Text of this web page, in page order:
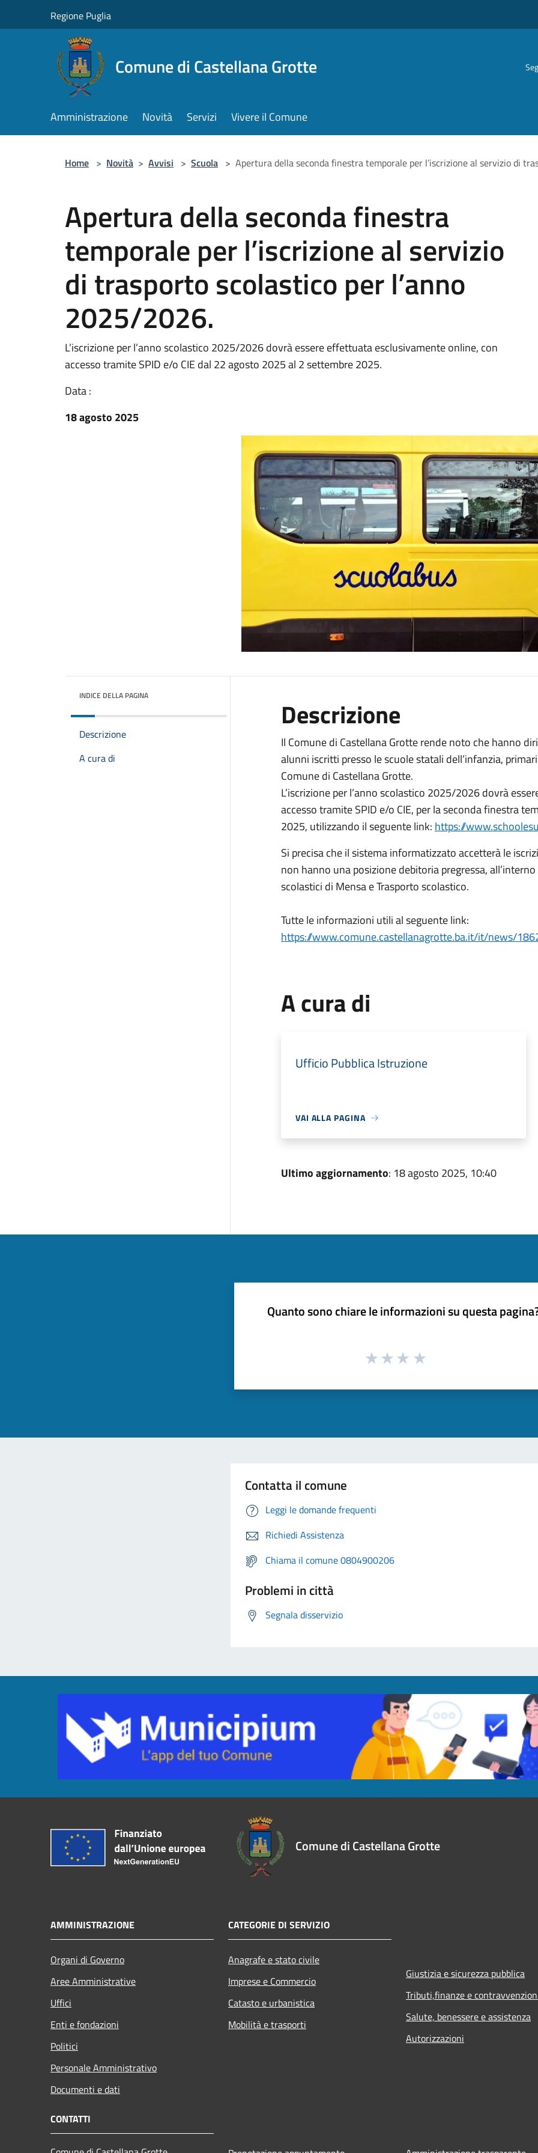
Regione Puglia
Comune di Castellana Grotte
Amministrazione Novità Servizi Vivere il Comune
Home > Novità > Avvisi > Scuola > Apertura della seconda finestra temporale per l’iscrizione al servizio di
Apertura della seconda finestra
temporale per l’iscrizione al servizio
di trasporto scolastico per l’anno
2025/2026.
L’iscrizione per l’anno scolastico 2025/2026 dovrà essere effettuata esclusivamente online, con
accesso tramite SPID e/o CIE dal 22 agosto 2025 al 2 settembre 2025.
Data :
18 agosto 2025
INDICE DELLA PAGINA
Descrizione
A cura di
Descrizione
Il Comune di Castellana Grotte rende noto che hanno
alunni iscritti presso le scuole statali dell’infanzia,
Comune di Castellana Grotte.
L’iscrizione per l’anno scolastico 2025/2026 dovrà
accesso tramite SPID e/o CIE, per la seconda finestra
2025, utilizzando il seguente link: https://
Si precisa che il sistema informatizzato accetterà le
non hanno una posizione debitoria pregressa,
scolastici di Mensa e Trasporto scolastico.
Tutte le informazioni utili al seguente link:
https://www.comune.castellanagrotte.ba.it/it/news/
A cura di
Ufficio Pubblica Istruzione
VAI ALLA PAGINA
Ultimo aggiornamento: 18 agosto 2025, 10:40
Quanto sono chiare le informazioni su questa
Contatta il comune
Leggi le domande frequenti
Richiedi Assistenza
Chiama il comune 0804900206
Problemi in città
Segnala disservizio
Comune di Castellana Grotte
AMMINISTRAZIONE
Organi di Governo
Aree Amministrative
Uffici
Enti e fondazioni
Politici
Personale Amministrativo
Documenti e dati
CATEGORIE DI SERVIZIO
Anagrafe e stato civile
Imprese e Commercio
Catasto e urbanistica
Mobilità e trasporti
Giustizia e sicurezza pubblica
Tributi,finanze e
Salute, benessere e assistenza
Autorizzazioni
CONTATTI